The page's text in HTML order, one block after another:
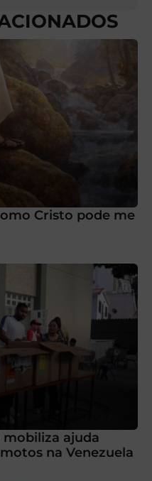
Cristo pode me
mobiliza ajuda
na Venezuela